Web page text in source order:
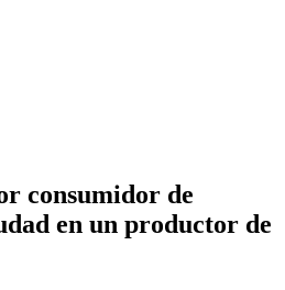
consumidor de
en un productor de